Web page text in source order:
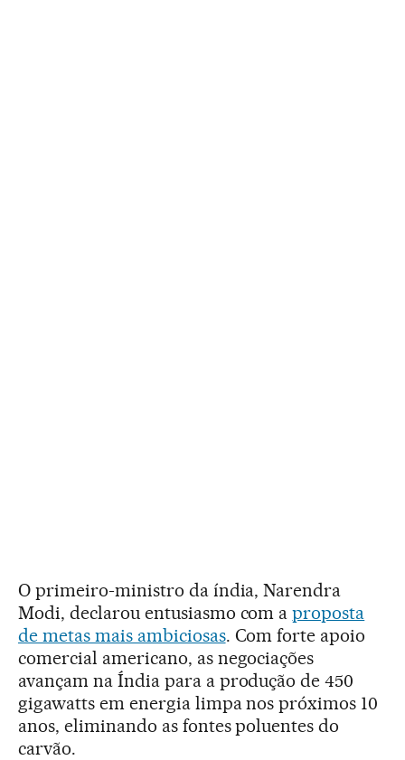
O primeiro-ministro da índia, Narendra
Modi, declarou entusiasmo com aproposta
de metas mais ambiciosas. Com forte apoio
comercial americano, as negociações
avançam na Índia para a produção de 450
gigawatts em energia limpa nos próximos 10
anos, eliminando as fontes poluentes do
carvão.